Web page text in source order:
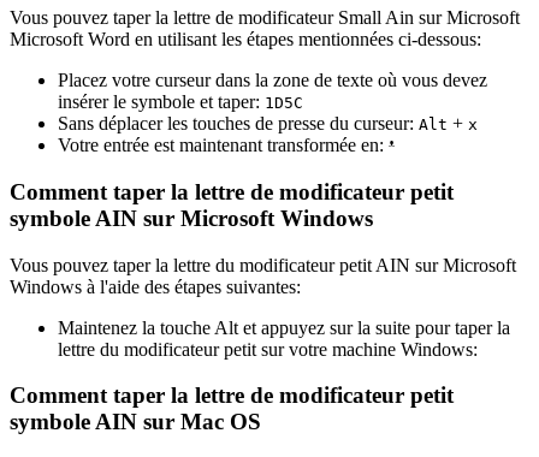
Vous pouvez taper la lettre de modificateur Small Ain sur Microsoft
Microsoft Word en utilisant les étapes mentionnées ci-dessous:
Placez votre curseur dans la zone de texte où vous devez
insérer le symbole et taper: 1D5C
Sans déplacer les touches de presse du curseur: Alt + x
Votre entrée est maintenant transformée en: ᵜ
Comment taper la lettre de modificateur petit
symbole AIN sur Microsoft Windows
Vous pouvez taper la lettre du modificateur petit AIN sur Microsoft
Windows à l'aide des étapes suivantes:
Maintenez la touche Alt et appuyez sur la suite pour taper la
lettre du modificateur petit sur votre machine Windows:
Comment taper la lettre de modificateur petit
symbole AIN sur Mac OS